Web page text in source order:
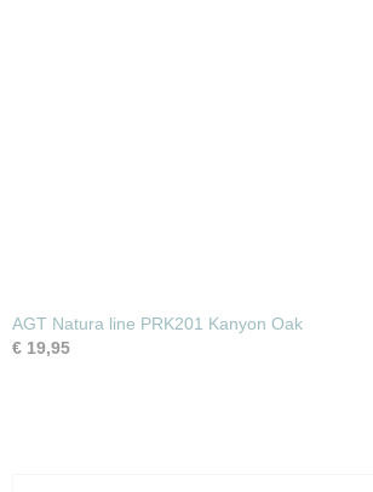
AGT Natura line PRK201 Kanyon Oak
€ 19,95